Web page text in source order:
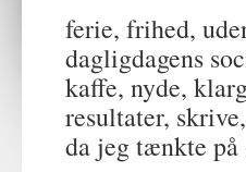
ferie, frihed,
dagligdagens
kaffe, nyde,
resultater,
da jeg tænkte